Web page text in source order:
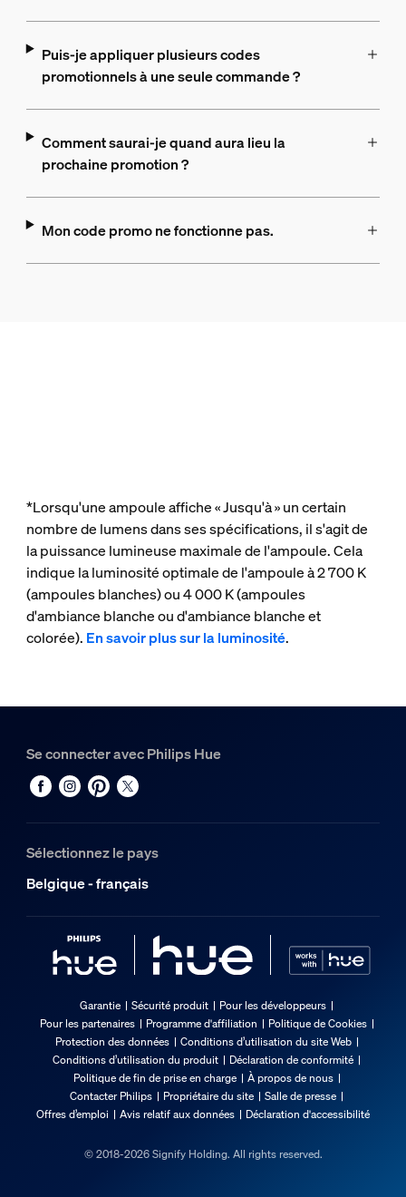
Puis-je appliquer plusieurs codes
promotionnels à une seule commande ?
Comment saurai-je quand aura lieu la
prochaine promotion ?
Mon code promo ne fonctionne pas.
*Lorsqu'une ampoule affiche « Jusqu'à » un certain
nombre de lumens dans ses spécifications, il s'agit de
la puissance lumineuse maximale de l'ampoule. Cela
indique la luminosité optimale de l'ampoule à 2 700 K
(ampoules blanches) ou 4 000 K (ampoules
d'ambiance blanche ou d'ambiance blanche et
colorée). En savoir plus sur la luminosité.
Se connecter avec Philips Hue
Sélectionnez le pays
Belgique - français
Garantie Sécurité produit
Pour les développeurs
Pour les partenaires
Programme d'affiliation
Politique de Cookies
Protection des données
Conditions d’utilisation du site Web
Conditions d’utilisation du produit
Déclaration de conformité
Politique de fin de prise en charge
À propos de nous
Contacter Philips
Propriétaire du site
Salle de presse
Offres d’emploi
Avis relatif aux données Déclaration d'accessibilité
© 2018-2026 Signify Holding. All rights reserved.